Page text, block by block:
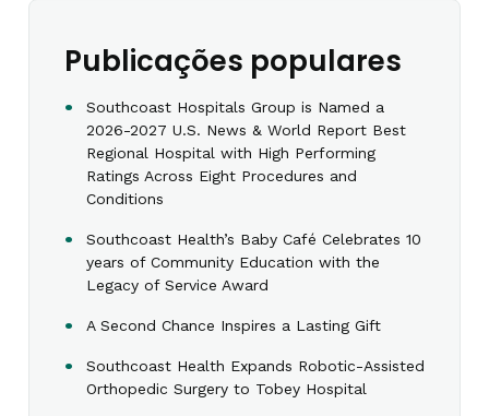
Publicações populares
Southcoast Hospitals Group is Named a
2026-2027 U.S. News & World Report Best
Regional Hospital with High Performing
Ratings Across Eight Procedures and
Conditions
Southcoast Health’s Baby Café Celebrates 10
years of Community Education with the
Legacy of Service Award
A Second Chance Inspires a Lasting Gift
Southcoast Health Expands Robotic-Assisted
Orthopedic Surgery to Tobey Hospital